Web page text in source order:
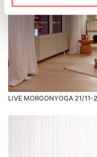
LIVE MORGONYOGA 21/